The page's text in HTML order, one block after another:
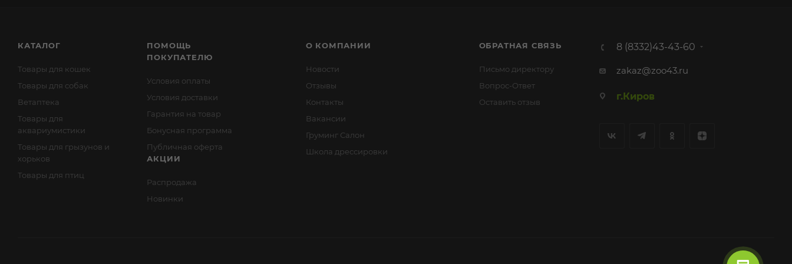
КАТАЛОГ
Товары для кошек
Товары для собак
Ветаптека
Товары для
аквариумистики
Товары для грызунов и
хорьков
Товары для птиц
ПОМОЩЬ
ПОКУПАТЕЛЮ
Условия оплаты
Условия доставки
Гарантия на товар
Бонусная программа
Публичная оферта
АКЦИИ
Распродажа
Новинки
О КОМПАНИИ
Новости
Отзывы
Контакты
Вакансии
Груминг Салон
Школа дрессировки
ОБРАТНАЯ СВЯЗЬ
Письмо директору
Вопрос-Ответ
Оставить отзыв
8 (8332)43-43-60
zakaz@zoo43.ru
г.Киров